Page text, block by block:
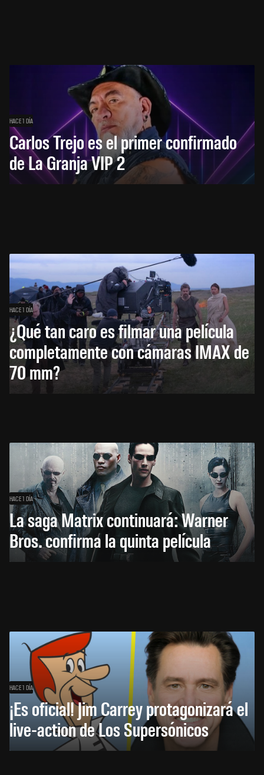
HACE 1 DÍA
Carlos Trejo es el primer confirmado
de La Granja VIP 2
HACE 1 DÍA
¿Qué tan caro es filmar una película
completamente con cámaras IMAX de
70 mm?
HACE 1 DÍA
La saga Matrix continuará: Warner
Bros. confirma la quinta película
HACE 1 DÍA
¡Es oficial! Jim Carrey protagonizará el
live-action de Los Supersónicos